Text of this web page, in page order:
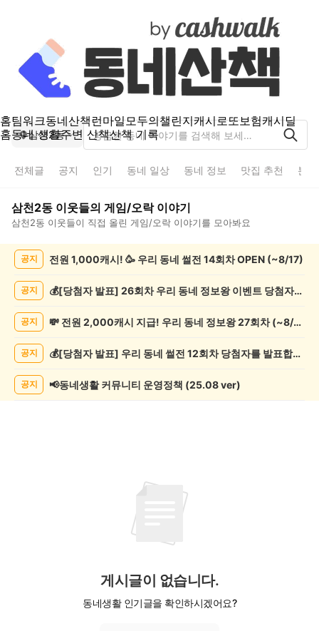
홈팀워크동네산책런마일모두의챌린지캐시로또보험캐시딜
홈동네 생활주변 산책산책 기록
삼천2동
전체글 공지 인기 동네 일상 동네 정보 맛집 추천 분
삼천2동 이웃들의 게임/오락이야기
삼천2동 이웃들이 직접 올린 게임/오락 이야기를 모아봐요
임/
목
공지 전원 1,000캐시! 🥳 우리 동네 썰전 14회차 OPEN (~8/17)
공지 💰[당첨자 발표] 26회차 우리 동네 정보왕 이벤트 당첨자를 발표합니다!
공지 💸 전원 2,000캐시 지급! 우리 동네 정보왕 27회차 (~8/10)
공지 💰[당첨자 발표] 우리 동네 썰전 12회차 당첨자를 발표합니다!
공지 📢동네생활 커뮤니티 운영정책 (25.08 ver)
게시글이 없습니다.
동네생활 인기글을 확인하시겠어요?